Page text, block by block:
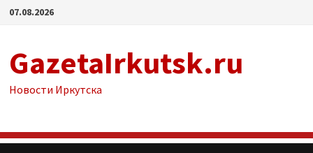
Перейти
07.08.2026
GazetaIrkutsk.ru
Новости Иркутска